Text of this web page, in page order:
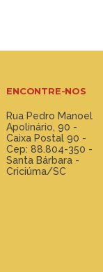
ENCONTRE-NOS
Rua Pedro Manoel
Apolinário, 90 -
Caixa Postal 90 -
Cep: 88.804-350 -
Santa Bárbara -
Criciúma/SC